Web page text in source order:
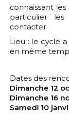
connaissant
particulier
contacter.
Lieu : le cycle a
en même
Dates des
Dimanche 12
Dimanche 16
Samedi 10